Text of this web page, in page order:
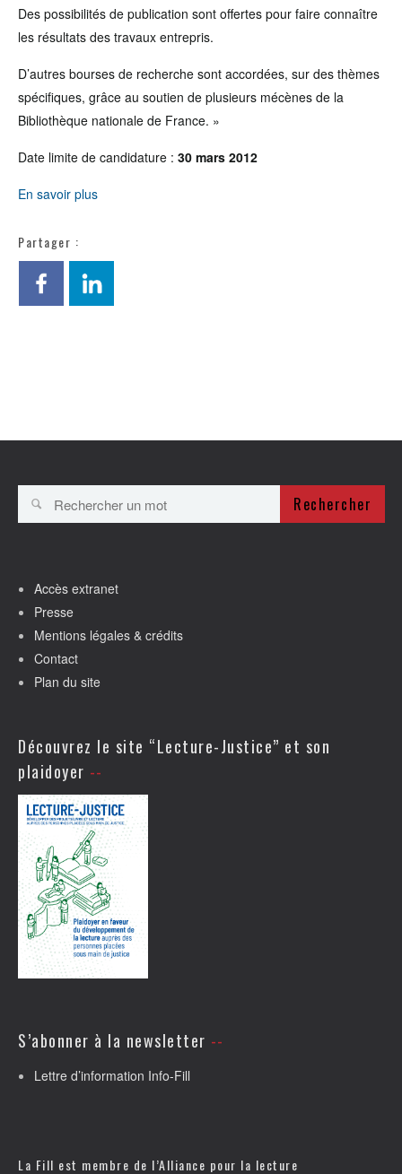
Des possibilités de publication sont offertes pour faire connaître
les résultats des travaux entrepris.
D’autres bourses de recherche sont accordées, sur des thèmes
spécifiques, grâce au soutien de plusieurs mécènes de la
Bibliothèque nationale de France. »
Date limite de candidature : 30 mars 2012
En savoir plus
Partager :
Rechercher
Accès extranet
Presse
Mentions légales & crédits
Contact
Plan du site
Découvrez le site “Lecture-Justice” et son
plaidoyer
S’abonner à la newsletter
Lettre d’information Info-Fill
La Fill est membre de l’Alliance pour la lecture